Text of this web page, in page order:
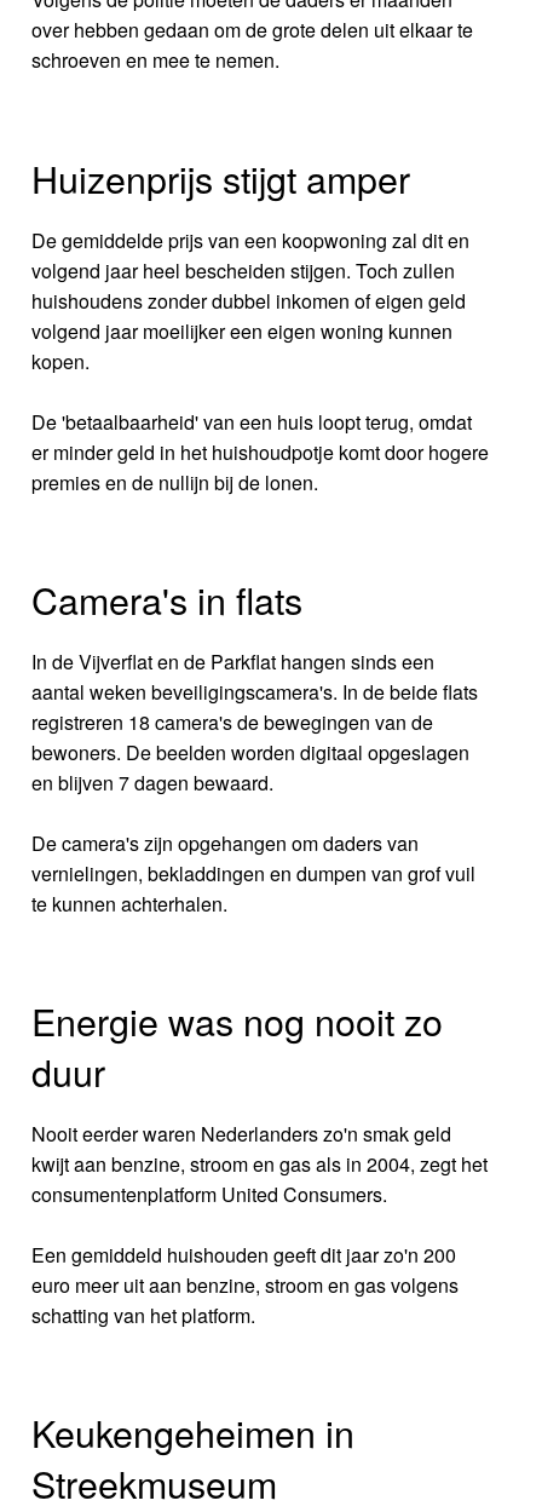
over hebben gedaan om de grote delen uit elkaar te
schroeven en mee te nemen.
Huizenprijs stijgt amper
De gemiddelde prijs van een koopwoning zal dit en
volgend jaar heel bescheiden stijgen. Toch zullen
huishoudens zonder dubbel inkomen of eigen geld
volgend jaar moeilijker een eigen woning kunnen
kopen.
De 'betaalbaarheid' van een huis loopt terug, omdat
er minder geld in het huishoudpotje komt door hogere
premies en de nullijn bij de lonen.
Camera's in flats
In de Vijverflat en de Parkflat hangen sinds een
aantal weken beveiligingscamera's. In de beide flats
registreren 18 camera's de bewegingen van de
bewoners. De beelden worden digitaal opgeslagen
en blijven 7 dagen bewaard.
De camera's zijn opgehangen om daders van
vernielingen, bekladdingen en dumpen van grof vuil
te kunnen achterhalen.
Energie was nog nooit zo
duur
Nooit eerder waren Nederlanders zo'n smak geld
kwijt aan benzine, stroom en gas als in 2004, zegt het
consumentenplatform United Consumers.
Een gemiddeld huishouden geeft dit jaar zo'n 200
euro meer uit aan benzine, stroom en gas volgens
schatting van het platform.
Keukengeheimen in
Streekmuseum